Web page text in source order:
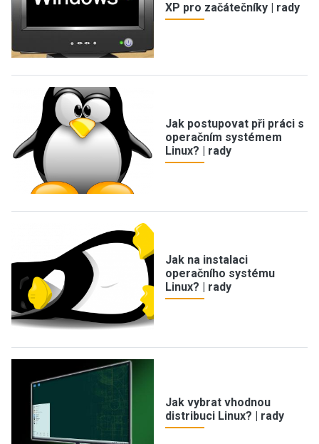
XP pro začátečníky | rady
Jak postupovat při práci s
operačním systémem
Linux? | rady
Jak na instalaci
operačního systému
Linux? | rady
Jak vybrat vhodnou
distribuci Linux? | rady